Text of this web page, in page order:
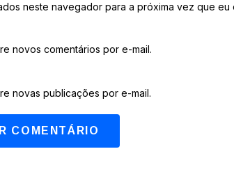
neste navegador para a próxima vez que eu
novos comentários por e-mail.
novas publicações por e-mail.